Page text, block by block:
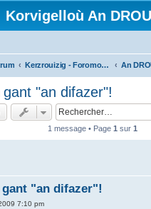
Korvigelloù An
Kerzrouizig - Foromoù An Drouizig An
"an difazer"!
1 message • Page 1 sur 1
"an difazer"!
7:10 pm